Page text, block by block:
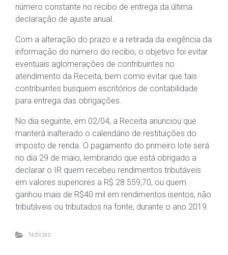
número constante no recibo de entrega da última
declaração de ajuste anual.
Com a alteração do prazo e a retirada da exigência da
informação do número do recibo, o objetivo foi evitar
eventuais aglomerações de contribuintes no
atendimento da Receita, bem como evitar que tais
contribuintes busquem escritórios de contabilidade
para entrega das obrigações.
No dia seguinte, em 02/04, a Receita anunciou que
manterá inalterado o calendário de restituições do
imposto de renda. O pagamento do primeiro lote será
no dia 29 de maio, lembrando que está obrigado a
declarar o IR quem recebeu rendimentos tributáveis
em valores superiores a R$ 28.559,70, ou quem
ganhou mais de R$40 mil em rendimentos isentos, não
tributáveis ou tributados na fonte, durante o ano 2019.
Notícias